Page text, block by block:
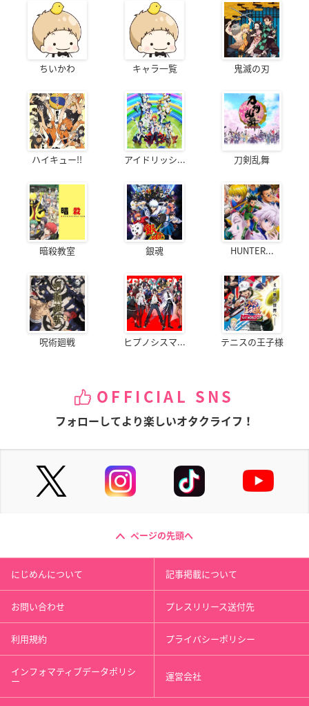
ちいかわ キャラ一覧 鬼滅の刃
ハイキュー!! アイドリッシ... 刀剣乱舞
暗殺教室 銀魂 HUNTER...
呪術廻戦 ヒプノシスマ... テニスの王子様
OFFICIAL SNS
フォローしてより楽しいオタクライフ！
ページの先頭へ
にじめんについて 記事掲載について
お問い合わせ プレスリリース送付先
利用規約 プライバシーポリシー
インフォマティブデータポリシ
ー 運営会社